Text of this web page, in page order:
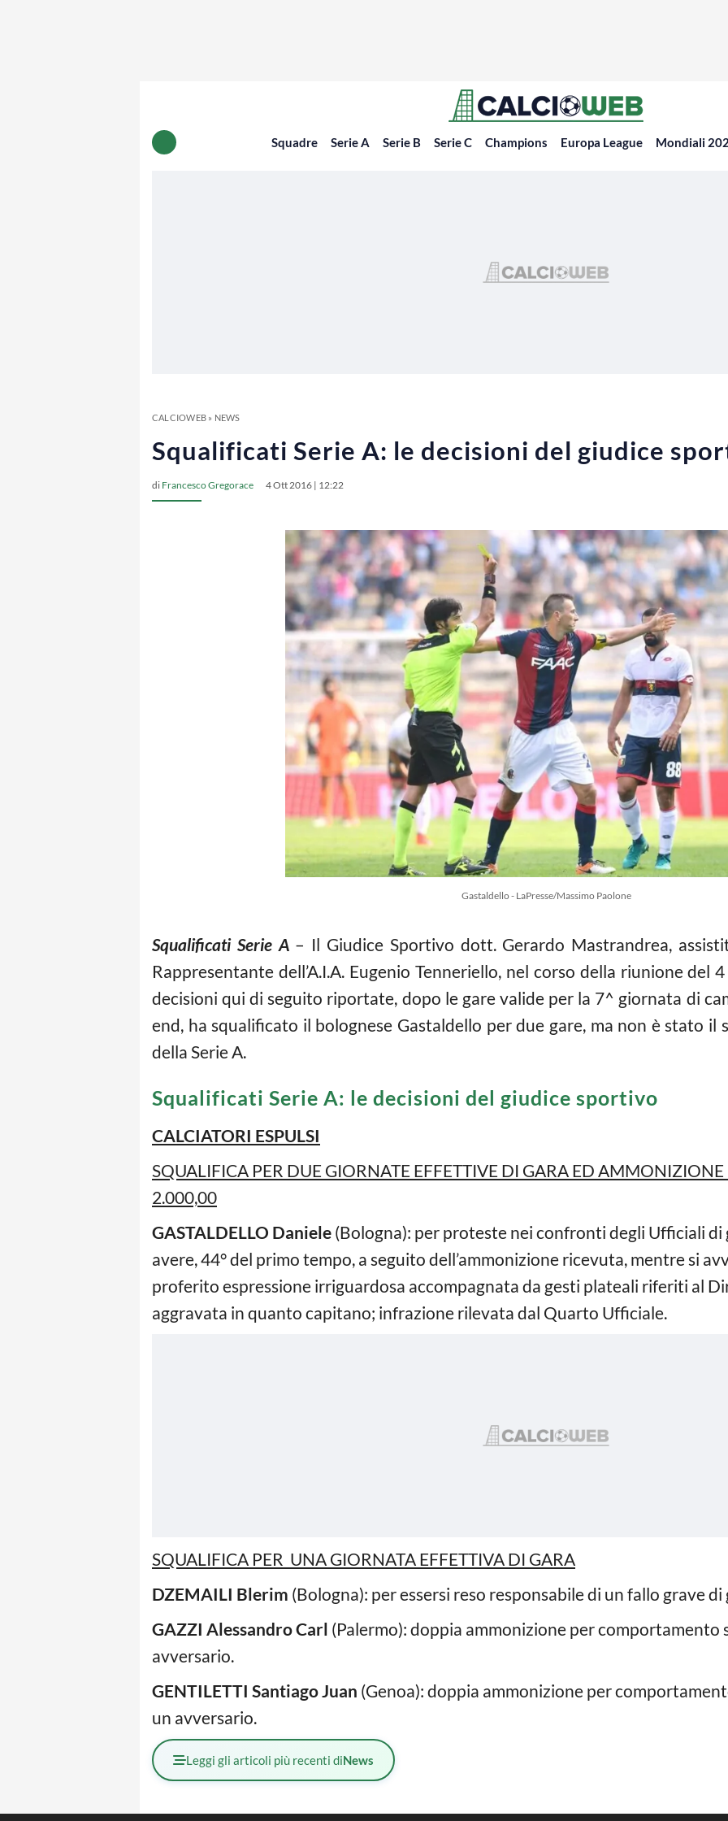
Squadre Serie A Serie B Serie C Champions Europa League Mondiali
CALCIOWEB» NEWS
Squalificati Serie A: le decisioni del giudice
di Francesco Gregorace 4 Ott 2016 | 12:22
Gastaldello - LaPresse/Massimo Paolone
Squalificati Serie A– Il Giudice Sportivo dott. Gerardo Mastrandrea,
Rappresentante dell’A.I.A. Eugenio Tenneriello, nel corso della riunione del
decisioni qui di seguito riportate, dopo le gare valide per la 7^ giornata di
end, ha squalificato il bolognese Gastaldello per due gare, ma non è stato
della Serie A.
Squalificati Serie A: le decisioni del giudice sportivo
CALCIATORI ESPULSI
SQUALIFICA PER DUE GIORNATE EFFETTIVE DI GARA ED
2.000,00
GASTALDELLO Daniele (Bologna): per proteste nei confronti degli Ufficiali di
avere, 44° del primo tempo, a seguito dell’ammonizione ricevuta, mentre si
proferito espressione irriguardosa accompagnata da gesti plateali riferiti al
aggravata in quanto capitano; infrazione rilevata dal Quarto Ufficiale.
SQUALIFICA PER UNA GIORNATA EFFETTIVA DI GARA
DZEMAILI Blerim (Bologna): per essersi reso responsabile di un fallo grave di
GAZZI Alessandro Carl (Palermo): doppia ammonizione per
avversario.
GENTILETTI Santiago Juan (Genoa): doppia ammonizione per
un avversario.
Leggi gli articoli più recenti diNews